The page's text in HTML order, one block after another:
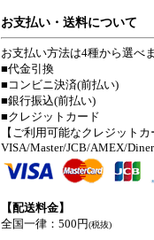
お支払い・送料について
お支払い方法は4種から選べ
■代金引換
■コンビニ決済(前払い)
■銀行振込(前払い)
■クレジットカード
【ご利用可能なクレジット
VISA/Master/JCB/AMEX/
【配送料金】
全国一律：500円(税抜)